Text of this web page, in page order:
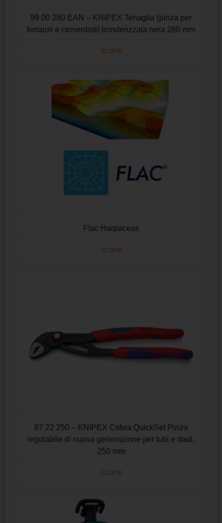
99 00 280 EAN – KNIPEX Tenaglia (pinza per
ferraioli e cementisti) bonderizzata nera 280 mm
SCOPRI
Flac Harpaceas
SCOPRI
87 22 250 – KNIPEX Cobra QuickSet Pinza
regolabile di nuova generazione per tubi e dadi,
250 mm
SCOPRI